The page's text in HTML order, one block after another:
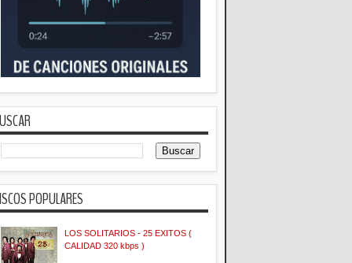
POPULARES
LOS SOLITARIOS - 25 EXITOS (
CALIDAD 320 kbps )